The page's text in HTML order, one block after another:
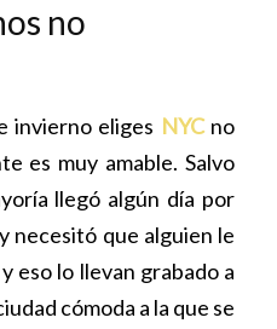
no
invierno eliges NYCno
es muy amable. Salvo
llegó algún día por
necesitó que alguien le
eso lo llevan grabado a
cómoda a la que se